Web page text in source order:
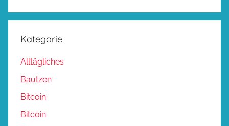
Kategorie
Alltägliches
Bautzen
Bitcoin
Bitcoin